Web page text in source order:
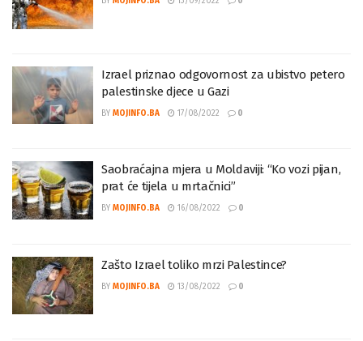
Izrael priznao odgovornost za ubistvo petero
palestinske djece u Gazi
BY MOJINFO.BA 17/08/2022 0
Saobraćajna mjera u Moldaviji: “Ko vozi pijan,
prat će tijela u mrtačnici”
BY MOJINFO.BA 16/08/2022 0
Zašto Izrael toliko mrzi Palestince?
BY MOJINFO.BA 13/08/2022 0